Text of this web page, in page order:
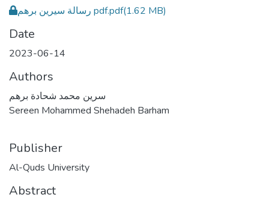
رسالة سيرين برهم pdf.pdf(1.62 MB)
Date
2023-06-14
Authors
سرين محمد شحادة برهم
Sereen Mohammed Shehadeh Barham
Publisher
Al-Quds University
Abstract